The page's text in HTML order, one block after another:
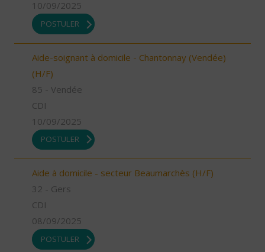
10/09/2025
POSTULER
Aide-soignant à domicile - Chantonnay (Vendée)
(H/F)
85 - Vendée
CDI
10/09/2025
POSTULER
Aide à domicile - secteur Beaumarchès (H/F)
32 - Gers
CDI
08/09/2025
POSTULER